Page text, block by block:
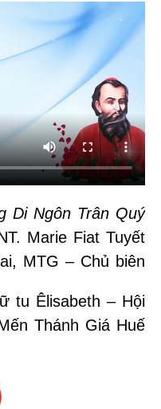
Di Ngôn Trân Quý
Marie Fiat Tuyết
MTG – Chủ biên
tu Êlisabeth – Hội
Thánh Giá Huế